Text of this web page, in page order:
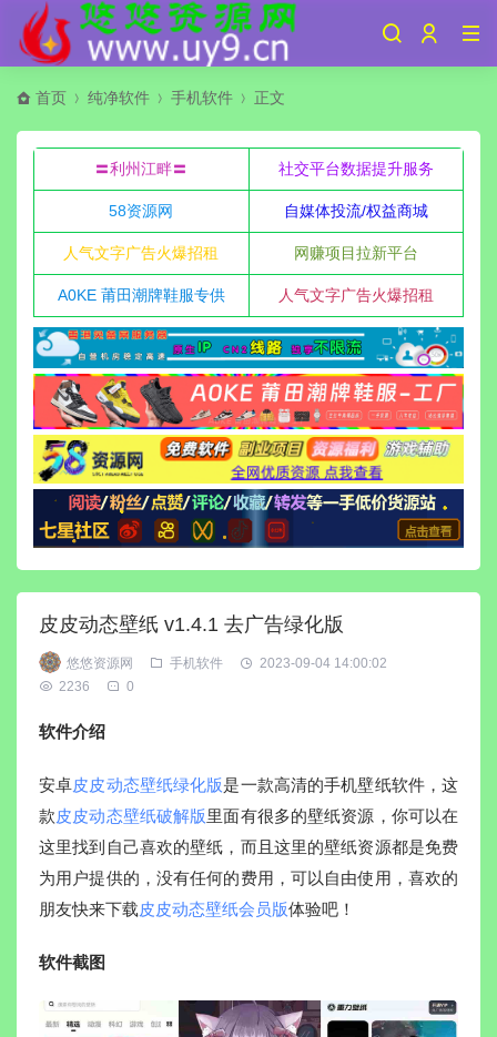
首页 纯净软件 手机软件 正文
〓利州江畔〓 社交平台数据提升服务
58资源网 自媒体投流/权益商城
人气文字广告火爆招租 网赚项目拉新平台
A0KE 莆田潮牌鞋服专供 人气文字广告火爆招租
皮皮动态壁纸 v1.4.1 去广告绿化版
悠悠资源网 手机软件
2023-09-04 14:00:02
2236
0
软件介绍
安卓皮皮动态壁纸绿化版是一款高清的手机壁纸软件，这
款皮皮动态壁纸破解版里面有很多的壁纸资源，你可以在
这里找到自己喜欢的壁纸，而且这里的壁纸资源都是免费
为用户提供的，没有任何的费用，可以自由使用，喜欢的
朋友快来下载皮皮动态壁纸会员版体验吧！
软件截图